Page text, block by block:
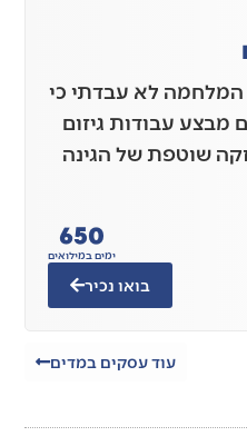
המלחמה לא עבדתי כי
מבצע עבודות גיזום
שוטפת של הגינה
ימים במילואים
650
בואו נכיר
עוד עסקים במדים